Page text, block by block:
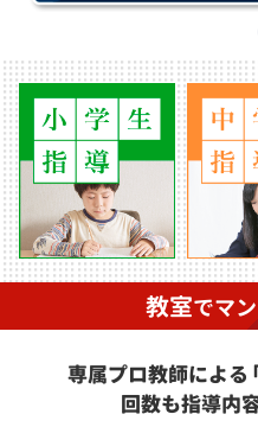
教室でマ
専属プロ教師による
回数も指導内